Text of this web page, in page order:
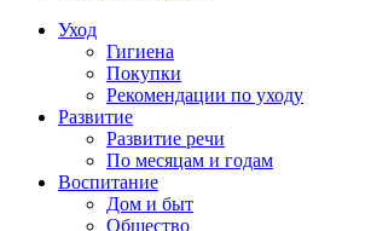
Уход
Гигиена
Покупки
Рекомендации по уходу
Развитие
Развитие речи
По месяцам и годам
Воспитание
Дом и быт
Общество